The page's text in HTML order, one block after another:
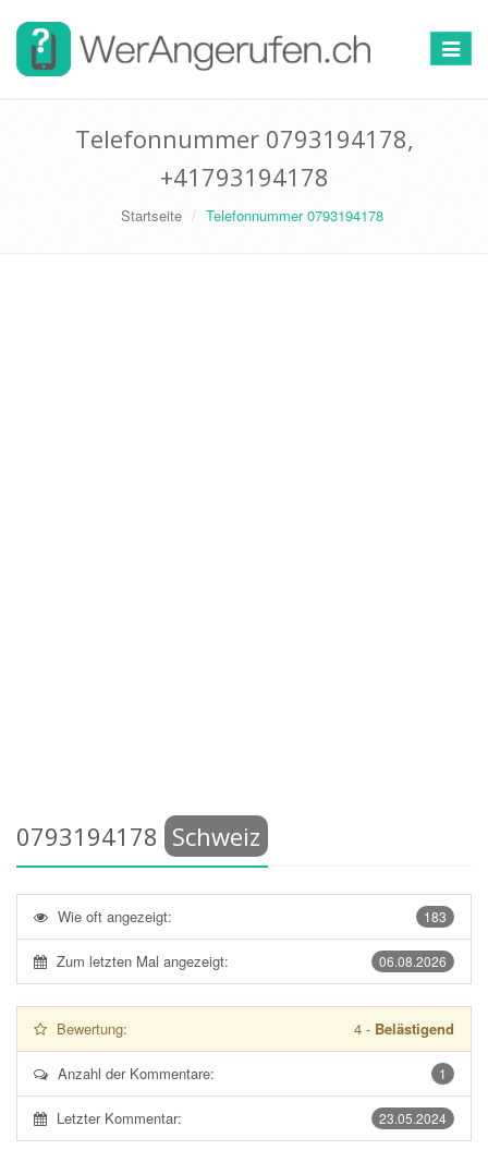
Toggle
Telefonnummer 0793194178,
+41793194178
Startseite Telefonnummer 0793194178
0793194178 Schweiz
183
Wie oft angezeigt:
06.08.2026
Zum letzten Mal angezeigt:
Bewertung: 4 - Belästigend
1
Anzahl der Kommentare:
23.05.2024
Letzter Kommentar: